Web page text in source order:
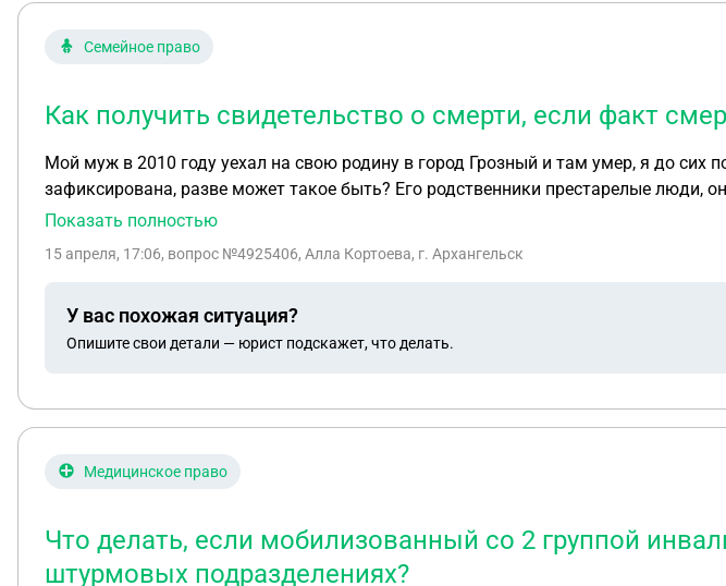
Семейное право
Как получить свидетельство о смерти, если факт
Мой муж в 2010 году уехал на свою родину в город Грозный и там умер, я до сих
зафиксирована, разве может такое быть? Его родственники престарелые люди,
невозможно, подскажите, что делать?
Показать полностью
15 апреля, 17:06, вопрос №4925406, Алла Кортоева, г. Архангельск
У вас похожая ситуация?
Опишите свои детали — юрист подскажет, что делать.
Медицинское право
Что делать, если мобилизованный со 2 группой
штурмовых подразделениях?